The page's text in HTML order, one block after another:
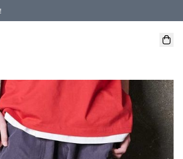
運費優惠！（適用於 本地送貨、本地取貨 )